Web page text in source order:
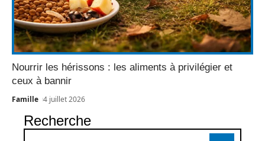
Nourrir les hérissons : les aliments à privilégier et
ceux à bannir
Famille 4 juillet 2026
Recherche